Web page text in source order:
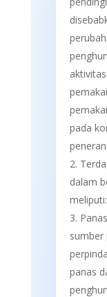
pada
dalam
meliputi:
sumber
panas